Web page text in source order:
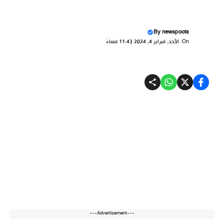
Bynewspoots
On: الأحد, فبراير 4, 2024 11:43 مساءً
---Advertisement---